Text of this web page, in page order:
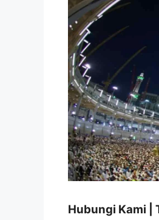
Hubungi Kami |